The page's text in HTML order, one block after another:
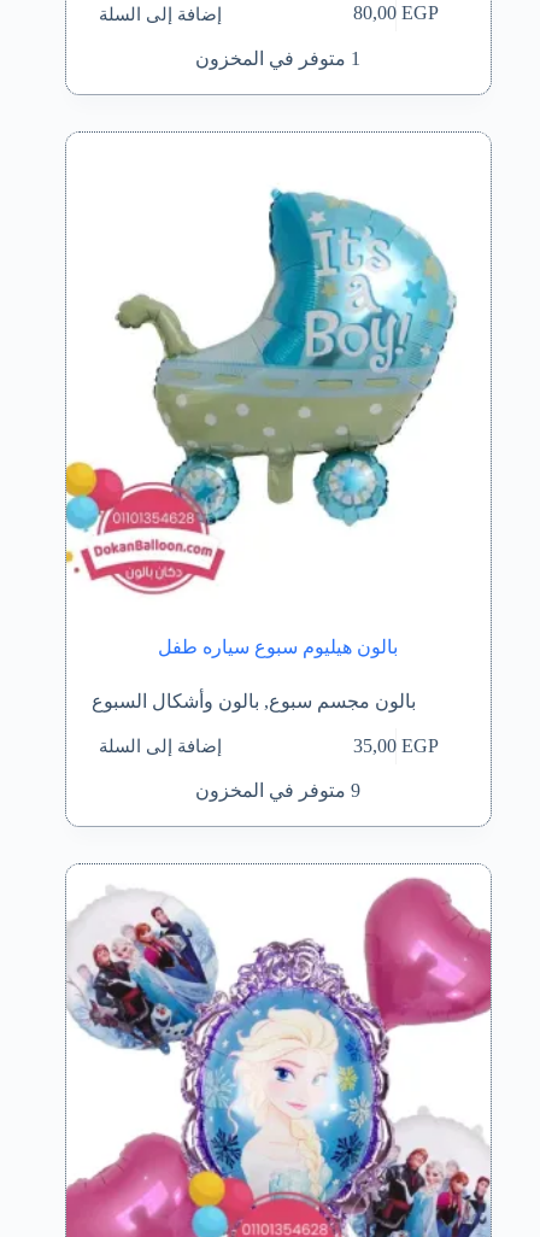
80,00EGP إضافة إلى السلة
1 متوفر في المخزون
بالون هيليوم سبوع سياره طفل
بالون مجسم سبوع, بالون وأشكال السبوع
35,00EGP إضافة إلى السلة
9 متوفر في المخزون